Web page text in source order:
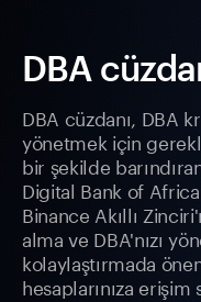
DBA
DBA cüzdanı, DBA
yönetmek için
bir şekilde
Digital Bank of
Binance Akıllı
alma ve DBA'nızı
kolaylaştırmada
hesaplarınıza erişim